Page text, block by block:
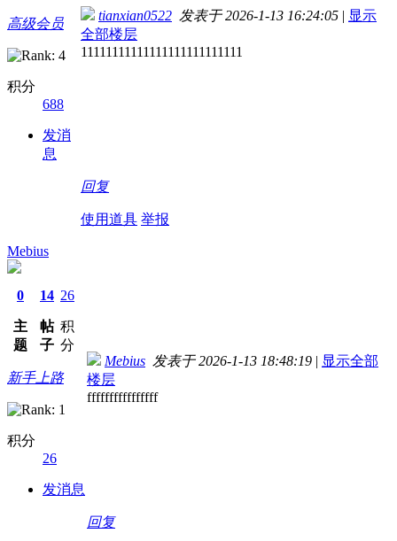
高级会员
积分
688
发消
息
tianxian0522 发表于 2026-1-13 16:24:05 | 显示
全部楼层
11111111111111111111111111
回复
使用道具 举报
Mebius
0
主
题
14
帖
子
26
积
分
新手上路
积分
26
发消息
Mebius 发表于 2026-1-13 18:48:19 | 显示全部
楼层
ffffffffffffffff
回复